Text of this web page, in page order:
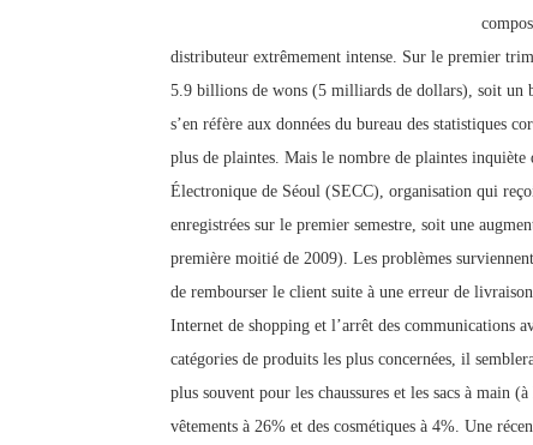
distributeur extrêmement intense. Sur le premier
5.9 billions de wons (5 milliards de dollars), soit un
s’en réfère aux données du bureau des statistiques
plus de plaintes. Mais le nombre de plaintes
Électronique de Séoul (SECC), organisation qui
enregistrées sur le premier semestre, soit une
première moitié de 2009). Les problèmes
de rembourser le client suite à une erreur de
Internet de shopping et l’arrêt des communications
catégories de produits les plus concernées, il
plus souvent pour les chaussures et les sacs à main
vêtements à 26% et des cosmétiques à 4%. Une